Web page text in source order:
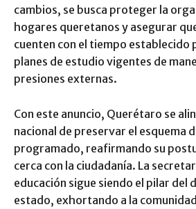
cambios, se busca proteger la
hogares queretanos y asegurar
cuenten con el tiempo establecido
planes de estudio vigentes de
presiones externas.
Con este anuncio, Querétaro se
nacional de preservar el esquema
programado, reafirmando su
cerca con la ciudadanía. La
educación sigue siendo el pilar del
estado, exhortando a la